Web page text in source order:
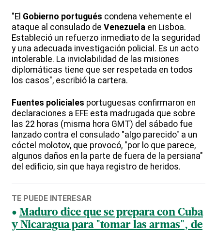
"El Gobierno portugués condena vehemente el
ataque al consulado de Venezuela en Lisboa.
Estableció un refuerzo inmediato de la seguridad
y una adecuada investigación policial. Es un acto
intolerable. La inviolabilidad de las misiones
diplomáticas tiene que ser respetada en todos
los casos", escribió la cartera.
Fuentes policiales portuguesas confirmaron en
declaraciones a EFE esta madrugada que sobre
las 22 horas (misma hora GMT) del sábado fue
lanzado contra el consulado "algo parecido" a un
cóctel molotov, que provocó, "por lo que parece,
algunos daños en la parte de fuera de la persiana"
del edificio, sin que haya registro de heridos.
TE PUEDE INTERESAR
Maduro dice que se prepara con Cuba
y Nicaragua para "tomar las armas", de